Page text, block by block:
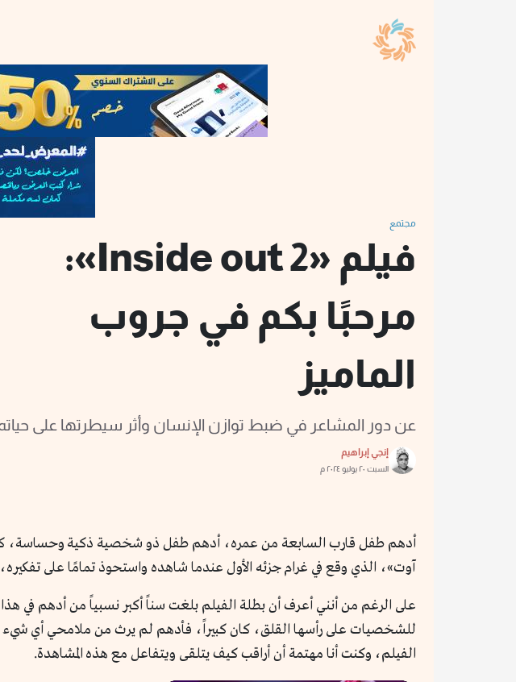
مجتمع
فيلم «Inside out 2»:
مرحبًا بكم في جروب
الماميز
عن دور المشاعر في ضبط توازن الإنسان وأثر سيطرتها على
إنجي إبراهيم
السبت ٢٠ يوليو ٢٠٢٤ م
أدهم طفل قارب السابعة من عمره، أدهم طفل ذو شخصية ذكية وحساسة،
آوت»، الذي وقع في غرام جزئه الأول عندما شاهده واستحوذ تمامًا على
على الرغم من أنني أعرف أن بطلة الفيلم بلغت سناً أكبر نسبياً من أدهم في
للشخصيات على رأسها القلق، كان كبيراً، فأدهم لم يرث من ملامحي أي شيء
الفيلم، وكنت أنا مهتمة أن أراقب كيف يتلقى ويتفاعل مع هذه المشاهدة.